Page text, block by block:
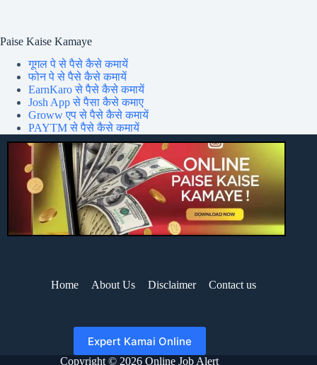
Paise Kaise Kamaye
गूगल पे से पैसे कैसे कमायें
फोन पे से पैसे कैसे कमायें
EarnKaro से पैसे कैसे कमायें
Josh App से पैसा कैसे कमाए
Groww एप से पैसे कैसे कमायें
PAYTM से पैसे कैसे कमायें
Home About Us Disclaimer Contact us
Expert Kamai Online
Copyright © 2026 Online Job Alert